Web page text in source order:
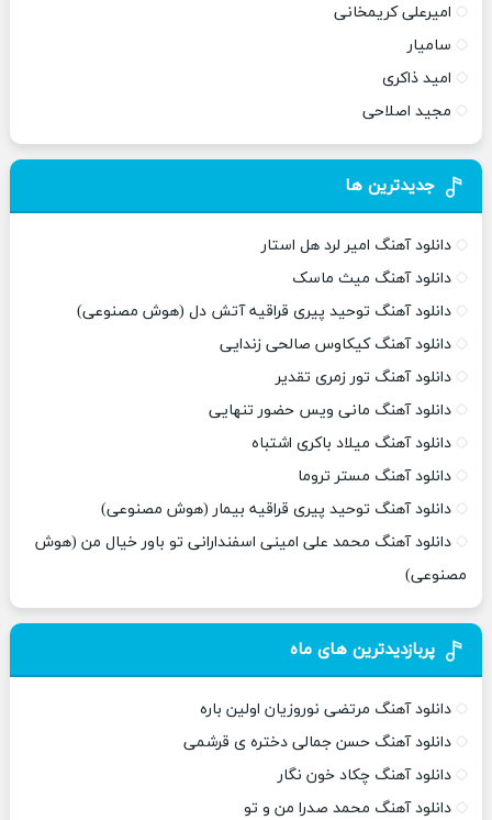
امیرعلی کریمخانی
سامیار
امید ذاکری
مجید اصلاحی
جدیدترین ها
دانلود آهنگ امیر لرد هل استار
دانلود آهنگ میث ماسک
دانلود آهنگ توحید پیری قراقیه آتش دل (هوش مصنوعی)
دانلود آهنگ کیکاوس صالحی زندایی
دانلود آهنگ تور زمری تقدیر
دانلود آهنگ مانی ویس حضور تنهایی
دانلود آهنگ میلاد باکری اشتباه
دانلود آهنگ مستر تروما
دانلود آهنگ توحید پیری قراقیه بیمار (هوش مصنوعی)
دانلود آهنگ محمد علی امینی اسفندارانی تو باور خیال من (هوش
مصنوعی)
پربازدیدترین های ماه
دانلود آهنگ مرتضی نوروزیان اولین باره
دانلود آهنگ حسن جمالی دختره ی قرشمی
دانلود آهنگ چکاد خون نگار
دانلود آهنگ محمد صدرا من و تو